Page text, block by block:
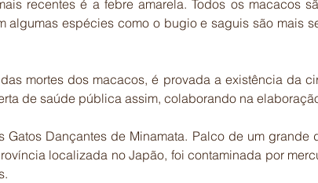
recentes é a febre amarela. Todos os macacos
algumas espécies como o bugio e saguis são mais
mortes dos macacos, é provada a existência da
de saúde pública assim, colaborando na
Gatos Dançantes de Minamata. Palco de um grande
localizada no Japão, foi contaminada por